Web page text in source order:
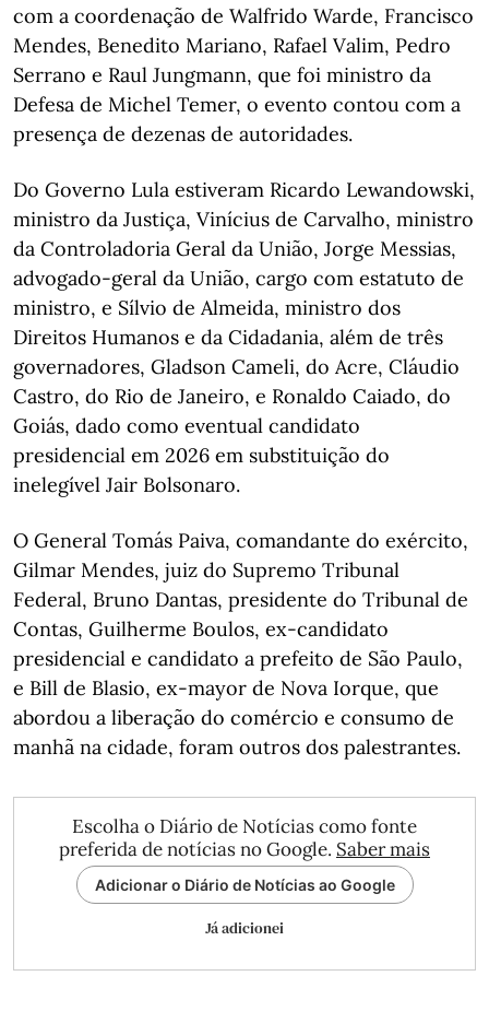
com a coordenação de Walfrido Warde, Francisco
Mendes, Benedito Mariano, Rafael Valim, Pedro
Serrano e Raul Jungmann, que foi ministro da
Defesa de Michel Temer, o evento contou com a
presença de dezenas de autoridades.
Do Governo Lula estiveram Ricardo Lewandowski,
ministro da Justiça, Vinícius de Carvalho, ministro
da Controladoria Geral da União, Jorge Messias,
advogado-geral da União, cargo com estatuto de
ministro, e Sílvio de Almeida, ministro dos
Direitos Humanos e da Cidadania, além de três
governadores, Gladson Cameli, do Acre, Cláudio
Castro, do Rio de Janeiro, e Ronaldo Caiado, do
Goiás, dado como eventual candidato
presidencial em 2026 em substituição do
inelegível Jair Bolsonaro.
O General Tomás Paiva, comandante do exército,
Gilmar Mendes, juiz do Supremo Tribunal
Federal, Bruno Dantas, presidente do Tribunal de
Contas, Guilherme Boulos, ex-candidato
presidencial e candidato a prefeito de São Paulo,
e Bill de Blasio, ex-mayor de Nova Iorque, que
abordou a liberação do comércio e consumo de
manhã na cidade, foram outros dos palestrantes.
Escolha o Diário de Notícias como fonte
preferida de notícias no Google. Saber mais
Adicionar o Diário de Notícias ao Google
Já adicionei